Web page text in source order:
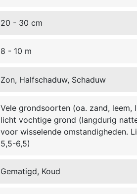
20 - 30 cm
8 - 10 m
Zon, Halfschaduw, Schaduw
Vele grondsoorten (oa. zand,
licht vochtige grond (langdurig
voor wisselende omstandigheden.
5,5-6,5)
Gematigd, Koud